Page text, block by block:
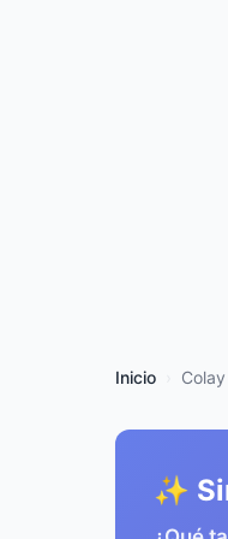
Inicio Colay
✨